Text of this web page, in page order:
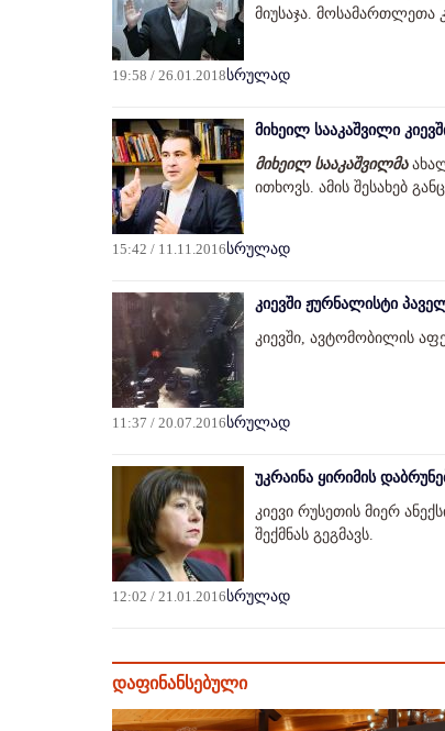
მიუსაჯა. მოსამართლეთა
19:58 / 26.01.2018სრულად
მიხეილ სააკაშვილი
მიხეილ სააკაშვილმა
ითხოვს. ამის შესახებ
15:42 / 11.11.2016სრულად
კიევში ჟურნალისტი
კიევში, ავტომობილის
11:37 / 20.07.2016სრულად
უკრაინა ყირიმის
კიევი რუსეთის მიერ
შექმნას გეგმავს.
12:02 / 21.01.2016სრულად
დაფინანსებული